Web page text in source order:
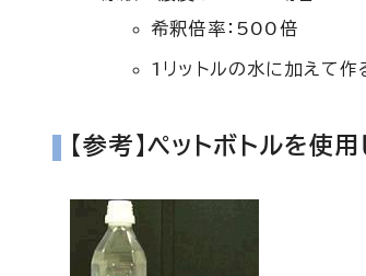
希釈倍率：500倍
1リットルの水に加えて
【参考】ペットボトルを使